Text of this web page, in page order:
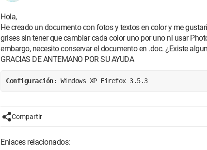
Hola,
He creado un documento con fotos y textos en color y me
grises sin tener que cambiar cada color uno por uno ni usar
embargo, necesito conservar el documento en .doc. ¿Existe
GRACIAS DE ANTEMANO POR SU AYUDA
Configuración: Windows XP Firefox 3.5.3
Compartir
Enlaces relacionados: